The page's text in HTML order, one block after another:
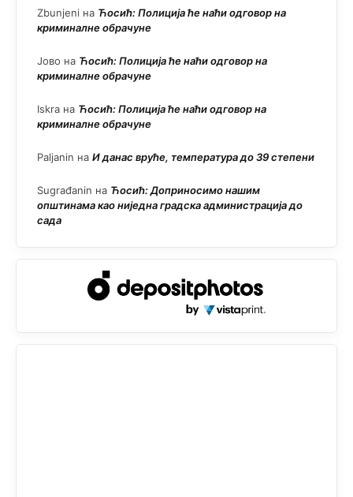
Zbunjeni на Ћосић: Полиција ће наћи одговор на
криминалне обрачуне
Јово на Ћосић: Полиција ће наћи одговор на
криминалне обрачуне
Iskra на Ћосић: Полиција ће наћи одговор на
криминалне обрачуне
Paljanin на И данас вруће, температура до 39 степени
Sugrađanin на Ћосић: Доприносимо нашим
општинама као ниједна градска администрација до
сада